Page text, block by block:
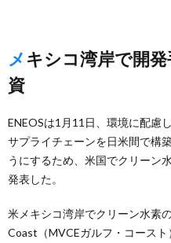
メキシコ湾岸で開発手掛ける現地企業に出
資
ENEOSは1月11日、環境に配慮
サプライチェーンを日米間で構
うにするため、米国でクリーン
発表した。
米メキシコ湾岸でクリーン水素
Coast（MVCEガルフ・コース